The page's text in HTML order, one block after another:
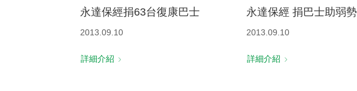
永達保經捐63台復康巴士
2013.09.10
詳細介紹
永達保經 捐巴士助弱勢
2013.09.10
詳細介紹